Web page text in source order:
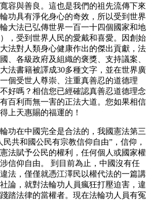
容與善良。這也是我們的祖先流傳下來
功具有淨化身心的奇效，所以受到世界
大法已弘傳世界一百一十四個國家和地
，受到世界人民的愛戴和喜愛。因創始
法對人類身心健康作出的傑出貢獻，法
、各級政府及組織的褒獎、支持議案、
法書籍被譯成30多種文字，並在世界廣
個受世人尊崇、注重真善忍的道德理
好嗎？相信您已經確認真善忍道德理念
百利而無一害的正法大道。您如果相信
上天惠賜的福運的！
功在中國完全是合法的，我國憲法第三
共和國公民有宗教信仰自由”，信仰，
法賦予公民的權利，任何個人或國家權
信仰自由。 到目前為止，中國沒有任
法，僅僅就憑江澤民以權代法的一篇講
論，就對法輪功人員瘋狂打壓迫害，違
踏法律的當權者。現在法輪功人員有冤